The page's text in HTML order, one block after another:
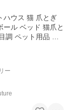
ハウス 猫 爪とぎ
ール ベッド 猫爪と
調 ペット用品 省
ー